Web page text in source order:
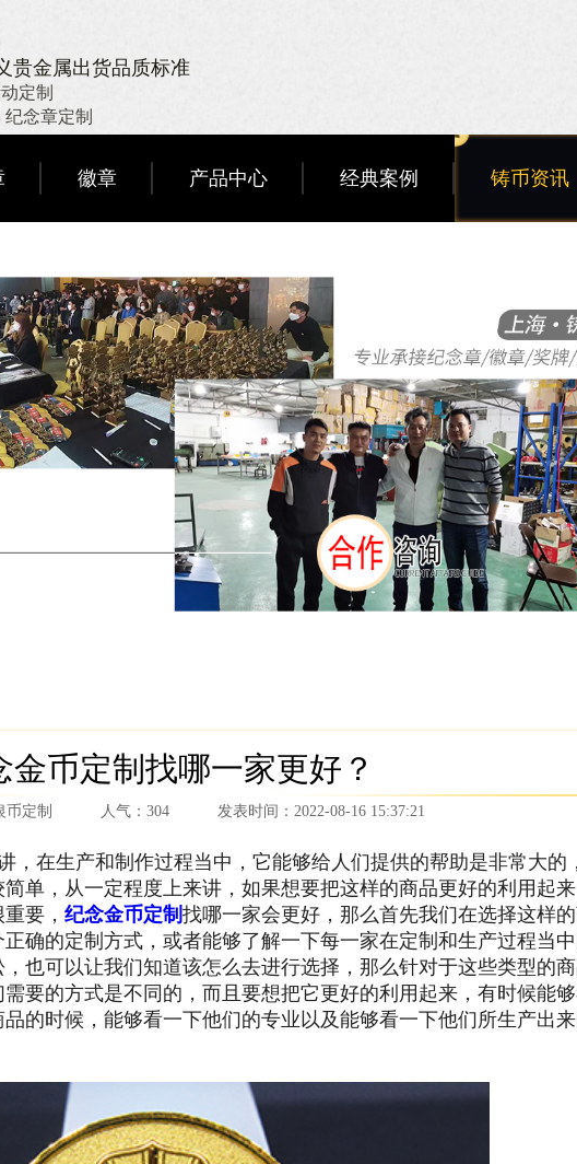
贵金属出货品质标准
定制
念章定制
徽章 产品中心 经典案例 铸币资讯
金币定制找哪一家更好？
币定制 人气： 304 发表时间： 2022-08-16 15:37:21
，在生产和制作过程当中，它能够给人们提供的帮助是非常大的
单，从一定程度上来讲，如果想要把这样的商品更好的利用起
要， 纪念金币定制 找哪一家会更好，那么首先我们在选择这样
确的定制方式，或者能够了解一下每一家在定制和生产过程当
也可以让我们知道该怎么去进行选择，那么针对于这些类型的
要的方式是不同的，而且要想把它更好的利用起来，有时候能够
的时候，能够看一下他们的专业以及能够看一下他们所生产出